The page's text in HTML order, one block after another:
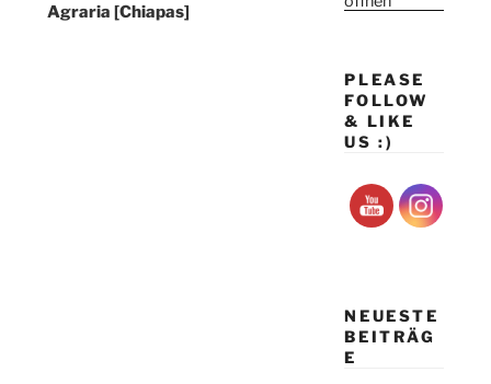
Agraria [Chiapas]
PLEASE
FOLLOW
& LIKE
US :)
NEUESTE
BEITRÄG
E